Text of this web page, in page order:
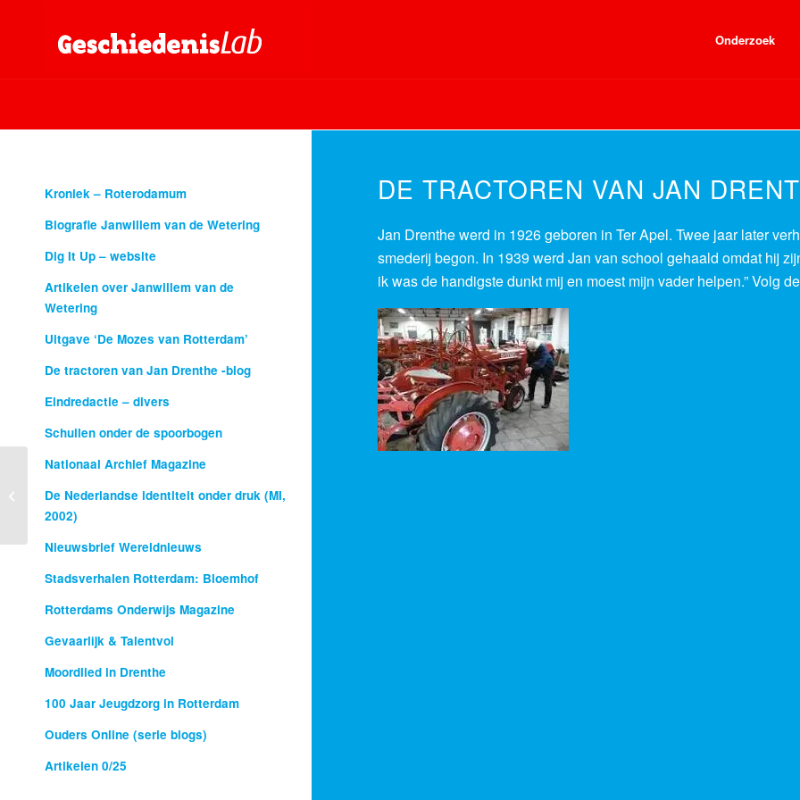
Onderzoek
DE TRACTOREN VAN JAN
Jan Drenthe werd in 1926 geboren in Ter Apel. Twee jaar later
smederij begon. In 1939 werd Jan van school gehaald omdat hij
ik was de handigste dunkt mij en moest mijn vader helpen.” Volg
Kroniek – Roterodamum
Biografie Janwillem van de Wetering
Dig It Up – website
Artikelen over Janwillem van de
Wetering
Uitgave ‘De Mozes van Rotterdam’
De tractoren van Jan Drenthe -blog
Eindredactie – divers
Schuilen onder de spoorbogen
Nationaal Archief Magazine
De Nederlandse identiteit onder druk (MI,
2002)
Nieuwsbrief Wereldnieuws
Stadsverhalen Rotterdam: Bloemhof
Rotterdams Onderwijs Magazine
Gevaarlijk & Talentvol
Moordlied in Drenthe
100 Jaar Jeugdzorg in Rotterdam
Ouders Online (serie blogs)
Artikelen 0/25
Het lied van je moeder